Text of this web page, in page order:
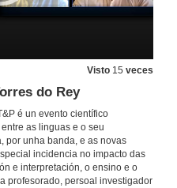
Visto 15 veces
do Rey
é un evento científico
as linguas e o seu
por unha banda, e as novas
incidencia no impacto das
e interpretación, o ensino e o
profesorado, persoal investigador